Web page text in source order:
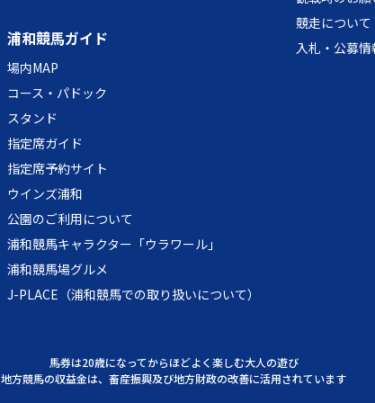
浦和競馬ガイド
場内MAP
コース・パドック
スタンド
指定席ガイド
指定席予約サイト
ウインズ浦和
公園のご利用について
浦和競馬キャラクター「ウラワール」
浦和競馬場グルメ
J-PLACE（浦和競馬での取り扱いについて）
競走について
入札・公募情
馬券は20歳になってからほどよく楽しむ大人の遊び
地方競馬の収益金は、畜産振興及び地方財政の改善に活用されています